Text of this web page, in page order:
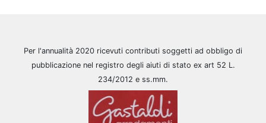
Per l'annualità 2020 ricevuti contributi soggetti ad obbligo di
pubblicazione nel registro degli aiuti di stato ex art 52 L.
234/2012 e ss.mm.